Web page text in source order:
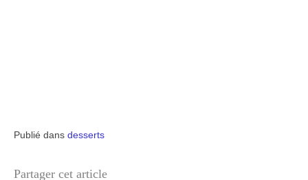
Publié dans desserts
Partager cet article